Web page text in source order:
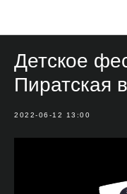
Детское
Пиратская
2022-06-12 13:00